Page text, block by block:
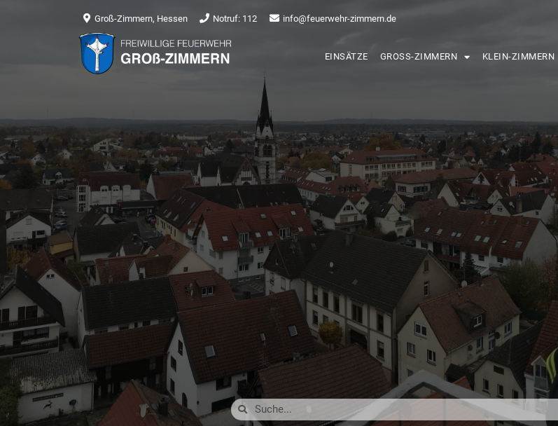
Groß-Zimmern, Hessen Notruf: 112 info@feuerwehr-zimmern.de
EINSÄTZE GROSS-ZIMMERN KLEIN-ZIMMERN